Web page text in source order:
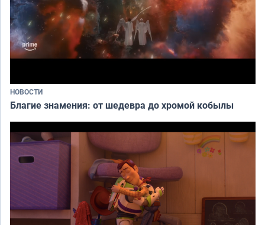
НОВОСТИ
Благие знамения: от шедевра до хромой кобылы